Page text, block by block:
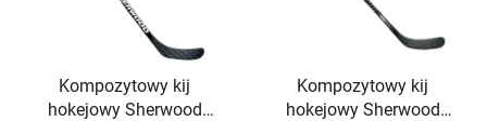
Kompozytowy kij
hokejowy Sherwood
Kompozytowy kij
hokejowy Sherwood